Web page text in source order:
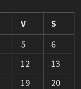
V
S
5
6
12
13
19
20